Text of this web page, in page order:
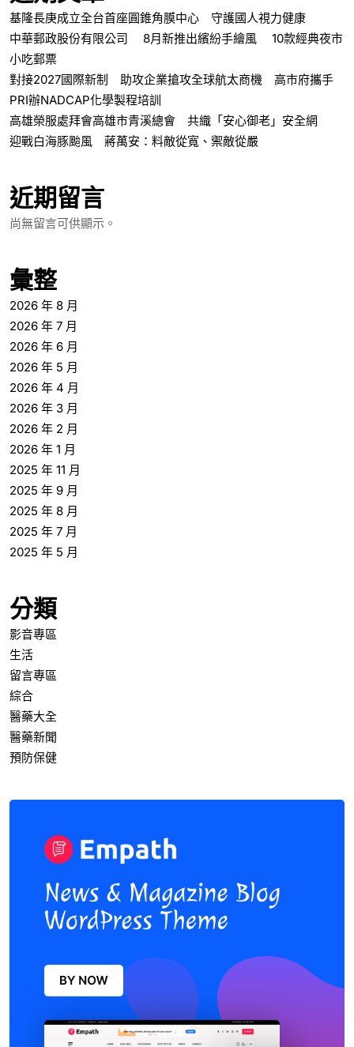
基隆長庚成立全台首座圓錐角膜中心 守護國人視力健康
中華郵政股份有限公司 8月新推出繽紛手繪風 10款經典夜市
小吃郵票
對接2027國際新制 助攻企業搶攻全球航太商機 高市府攜手
PRI辦NADCAP化學製程培訓
高雄榮服處拜會高雄市青溪總會 共織「安心御老」安全網
迎戰白海豚颱風 蔣萬安：料敵從寬、禦敵從嚴
近期留言
尚無留言可供顯示。
彙整
2026 年 8 月
2026 年 7 月
2026 年 6 月
2026 年 5 月
2026 年 4 月
2026 年 3 月
2026 年 2 月
2026 年 1 月
2025 年 11 月
2025 年 9 月
2025 年 8 月
2025 年 7 月
2025 年 5 月
分類
影音專區
生活
留言專區
綜合
醫藥大全
醫藥新聞
預防保健